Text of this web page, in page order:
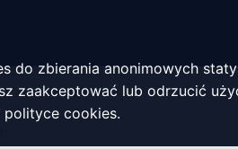
do zbierania anonimowych
zaakceptować lub odrzucić
polityce cookies.